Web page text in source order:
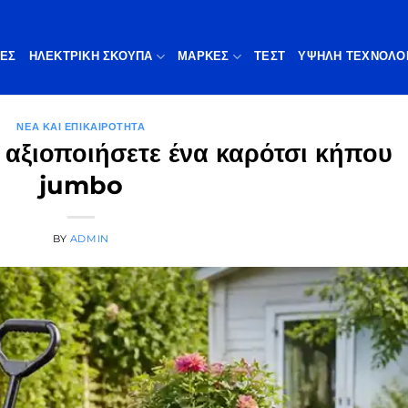
ΗΛΕΚΤΡΙΚΗ ΣΚΟΥΠΑ ΜΆΡΚΕΣ ΤΕΣΤ ΥΨΗΛΉ
ΝΈΑ ΚΑΙ ΕΠΙΚΑΙΡΌΤΗΤΑ
ένα καρότσι κήπου
jumbo
BY ADMIN